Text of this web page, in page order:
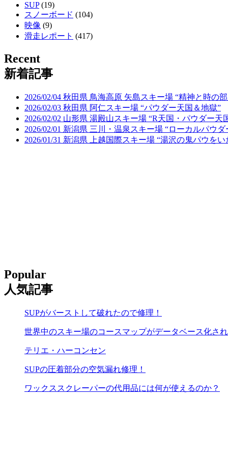
SUP(19)
スノーボード (104)
映像 (9)
滑走レポート (417)
Recent
新着記事
2026/02/04 秋田県 鳥海高原 矢島スキー場 “精神と時の
2026/02/03 秋田県 阿仁スキー場 “パウダー天国＆地獄”
2026/02/02 山形県 湯殿山スキー場 “R天国・パウダー天
2026/02/01 新潟県 三川・温泉スキー場 “ローカルパウダ
2026/01/31 新潟県 上越国際スキー場 “湯沢の鬼パウをい
Popular
人気記事
SUPがバーストして破れたので修理！
世界中のスキー場のコースマップがデータベース化さ
テリエ・ハーコンセン
SUPの圧着部分の空気漏れ修理！
ワックススクレーパーの代用品には何が使えるのか？